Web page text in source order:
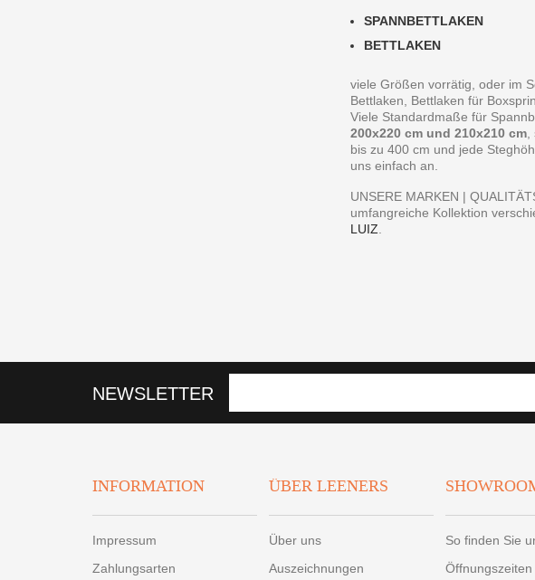
SPANNBETTLAKEN
BETTLAKEN
viele Größen vorrätig, oder im
Bettlaken, Bettlaken für
Viele Standardmaße für
200x220 cm und 210x210 cm,
bis zu 400 cm und jede
uns einfach an.
UNSERE MARKEN |
umfangreiche Kollektion
LUIZ.
NEWSLETTER
INFORMATION
Impressum
Zahlungsarten
ÜBER LEENERS
Über uns
Auszeichnungen
So finden Sie
Öffnungszeiten